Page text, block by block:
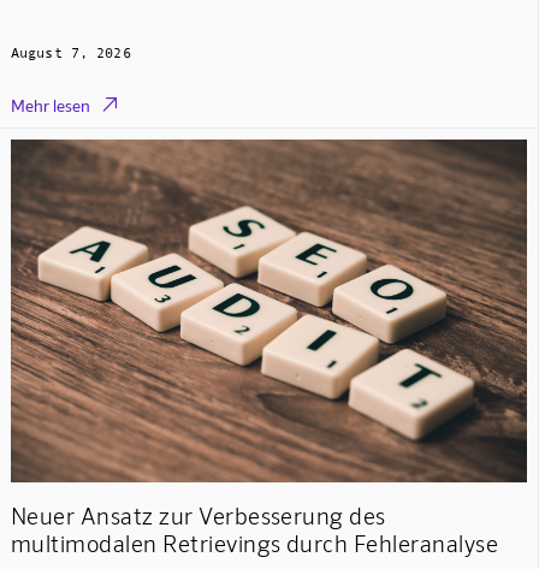
August 7, 2026
Mehr lesen 
Neuer Ansatz zur Verbesserung des
multimodalen Retrievings durch Fehleranalyse